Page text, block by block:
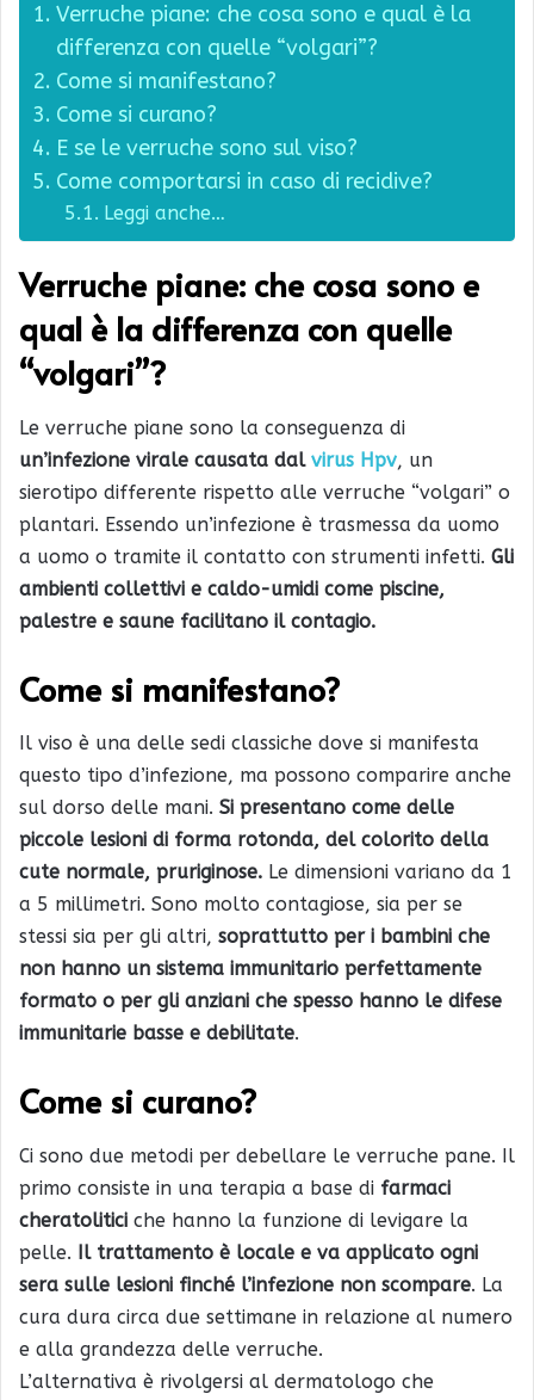
Verruche piane: che cosa sono e qual è la
differenza con quelle “volgari”?
Come si manifestano?
Come si curano?
E se le verruche sono sul viso?
Come comportarsi in caso di recidive?
Leggi anche…
Verruche piane: che cosa sono e
qual è la differenza con quelle
“volgari”?
Le verruche piane sono la conseguenza di
un’infezione virale causata dalvirus Hpv, un
sierotipo differente rispetto alle verruche “volgari” o
plantari. Essendo un’infezione è trasmessa da uomo
a uomo o tramite il contatto con strumenti infetti. Gli
ambienti collettivi e caldo-umidi come piscine,
palestre e saune facilitano il contagio.
Come si manifestano?
Il viso è una delle sedi classiche dove si manifesta
questo tipo d’infezione, ma possono comparire anche
sul dorso delle mani. Si presentano come delle
piccole lesioni di forma rotonda, del colorito della
cute normale, pruriginose. Le dimensioni variano da 1
a 5 millimetri. Sono molto contagiose, sia per se
stessi sia per gli altri, soprattutto per i bambini che
non hanno un sistema immunitario perfettamente
formato o per gli anziani che spesso hanno le difese
immunitarie basse e debilitate.
Come si curano?
Ci sono due metodi per debellare le verruche pane. Il
primo consiste in una terapia a base di farmaci
cheratolitici che hanno la funzione di levigare la
pelle. Il trattamento è locale e va applicato ogni
sera sulle lesioni finché l’infezione non scompare. La
cura dura circa due settimane in relazione al numero
e alla grandezza delle verruche.
L’alternativa è rivolgersi al dermatologo che